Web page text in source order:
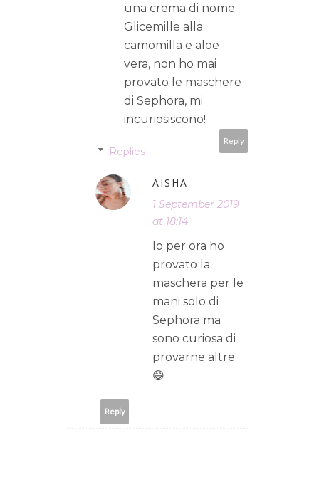
una crema di nome
Glicemille alla
camomilla e aloe
vera, non ho mai
provato le maschere
di Sephora, mi
incuriosiscono!
Reply
Replies
AISHA
1 September 2019
at 18:14
Io per ora ho
provato la
maschera per le
mani solo di
Sephora ma
sono curiosa di
provarne altre
😄
Reply